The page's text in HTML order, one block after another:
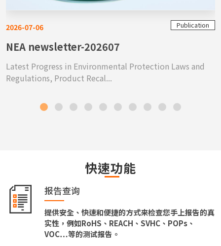
2026-07-06 Publication
NEA newsletter-202607
Latest Progress in Environmental Protection Laws and
Regulations, Product Recal...
快速功能
报告查询
提供安全、快速和便捷的方式来检查您手上报告的真
实性，例如RoHS、REACH、SVHC、POPs、
VOC…等的测试报告。